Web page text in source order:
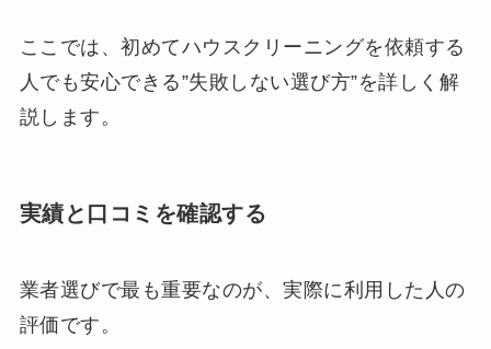
ここでは、初めてハウスクリーニングを依頼する
人でも安心できる”失敗しない選び方”を詳しく解
説します。
実績と口コミを確認する
業者選びで最も重要なのが、実際に利用した人の
評価です。